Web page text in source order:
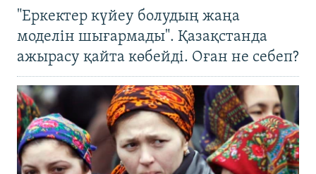
"Еркектер күйеу болудың жаңа
моделін шығармады". Қазақстанда
ажырасу қайта көбейді. Оған не себеп?